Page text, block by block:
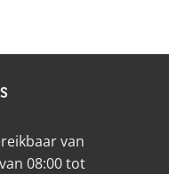
van
08:00 tot